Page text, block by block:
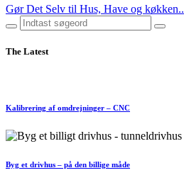
Gør Det Selv til Hus, Have og køkken..
The Latest
Kalibrering af omdrejninger – CNC
Byg et drivhus – på den billige måde